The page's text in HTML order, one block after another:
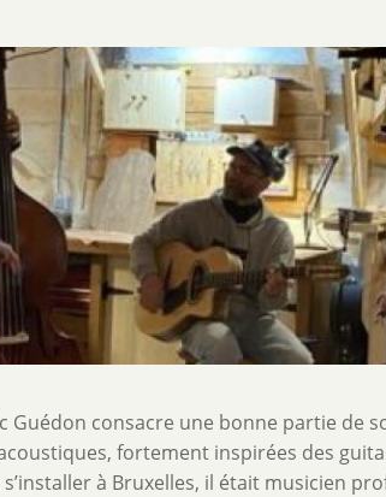
Guédon consacre une bonne partie de
fortement inspirées des
à Bruxelles, il était musicien